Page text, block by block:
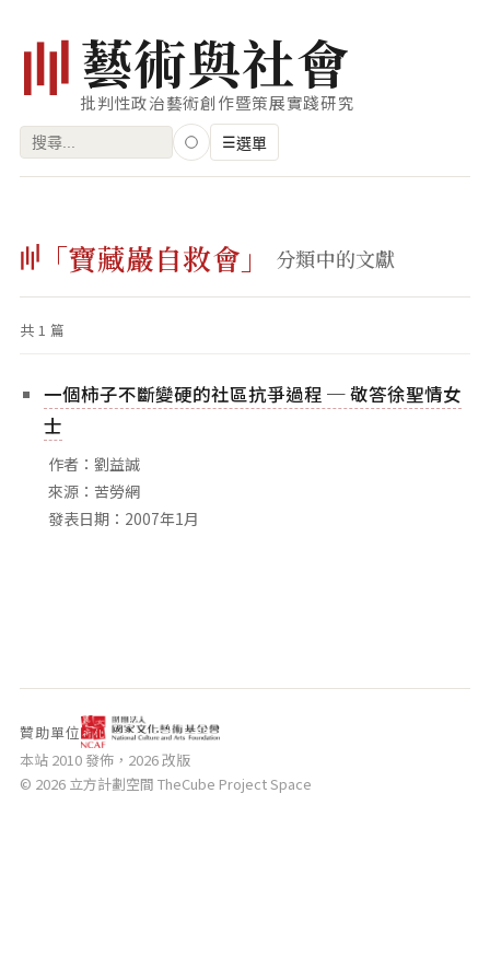
藝術與社會
批判性政治藝術創作暨策展實踐研究
搜
字:
☰選單
藝術家
創作類型
專題
關鍵字
標籤雲
相關網站
「寶藏巖自救會」 分類中的文獻
共 1 篇
一個柿子不斷變硬的社區抗爭過程 ─ 敬答徐聖情女
士
作者：劉益誠
來源：苦勞網
發表日期：2007年1月
贊助單位
本站 2010 發佈，2026 改版
© 2026 立方計劃空間 TheCube Project Space